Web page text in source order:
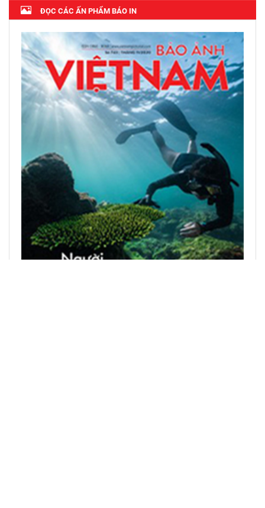
ĐỌC CÁC ẤN PHẨM BÁO IN